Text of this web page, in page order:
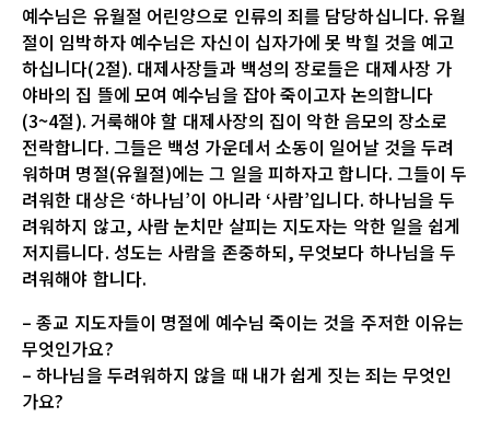
예수님은 유월절 어린양으로 인류의 죄를 담당하십니다. 유월
절이 임박하자 예수님은 자신이 십자가에 못 박힐 것을 예고
하십니다(2절). 대제사장들과 백성의 장로들은 대제사장 가
야바의 집 뜰에 모여 예수님을 잡아 죽이고자 논의합니다
(3~4절). 거룩해야 할 대제사장의 집이 악한 음모의 장소로
전락합니다. 그들은 백성 가운데서 소동이 일어날 것을 두려
워하며 명절(유월절)에는 그 일을 피하자고 합니다. 그들이 두
려워한 대상은 ‘하나님’이 아니라 ‘사람’입니다. 하나님을 두
려워하지 않고, 사람 눈치만 살피는 지도자는 악한 일을 쉽게
저지릅니다. 성도는 사람을 존중하되, 무엇보다 하나님을 두
려워해야 합니다.
– 종교 지도자들이 명절에 예수님 죽이는 것을 주저한 이유는
무엇인가요?
– 하나님을 두려워하지 않을 때 내가 쉽게 짓는 죄는 무엇인
가요?